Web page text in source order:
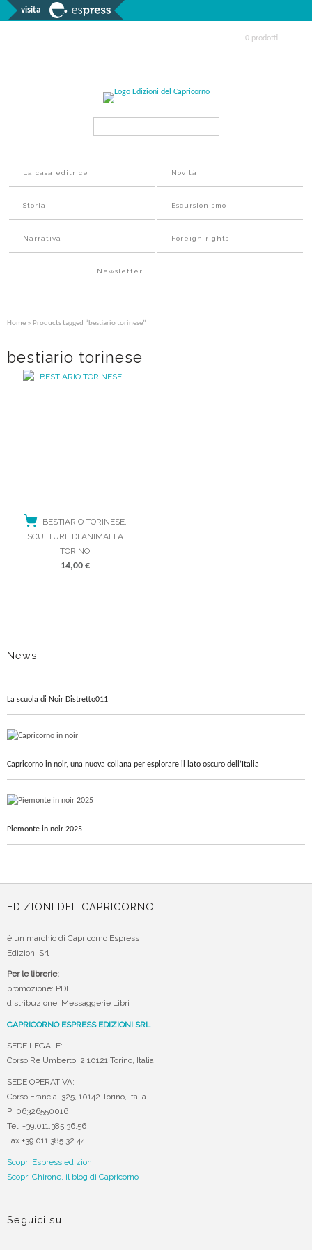
visita
0 prodotti
La casa editrice Novità
Storia Escursionismo
Narrativa Foreign rights
Newsletter
Home » Products tagged “bestiario torinese”
bestiario torinese
BESTIARIO TORINESE.
SCULTURE DI ANIMALI A
TORINO
14,00 €
News
La scuola di Noir Distretto011
Capricorno in noir, una nuova collana per esplorare il lato oscuro dell’Italia
Piemonte in noir 2025
EDIZIONI DEL CAPRICORNO
è un marchio di Capricorno Espress
Edizioni Srl
Per le librerie:
promozione: PDE
distribuzione: Messaggerie Libri
CAPRICORNO ESPRESS EDIZIONI SRL
SEDE LEGALE:
Corso Re Umberto, 2 10121 Torino, Italia
SEDE OPERATIVA:
Corso Francia, 325, 10142 Torino, Italia
PI 06326550016
Tel. +39.011.385.36.56
Fax +39.011.385.32.44
Scopri Espress edizioni
Scopri Chirone, il blog di Capricorno
Seguici su…